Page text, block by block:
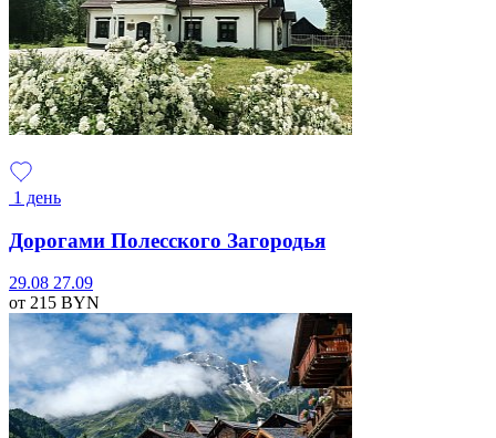
1 день
Дорогами Полесского Загородья
29.08 27.09
от 215 BYN